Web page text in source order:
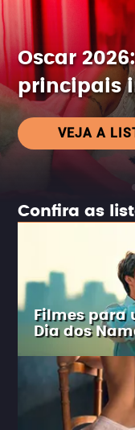
Oscar
principais
VEJA A
Confira as
Filmes para
Dia dos